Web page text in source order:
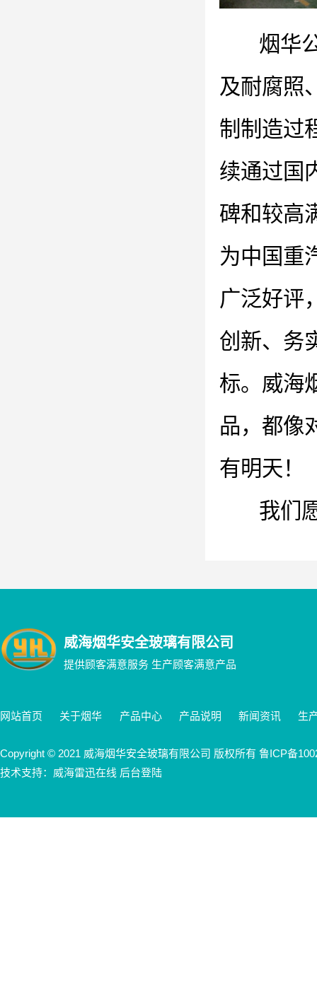
烟华
及耐腐照
制制造过
续通过国
碑和较高
为中国重
广泛好评
创新、务
标。威海
品，都像
有明天！
我们
威海烟华安全玻璃有限公司
提供顾客满意服务 生产顾客满意产品
网站首页 关于烟华 产品中心 产品说明 新闻资讯 生
Copyright © 2021 威海烟华安全玻璃有限公司 版权所有 鲁ICP备
技术支持：威海雷迅在线 后台登陆